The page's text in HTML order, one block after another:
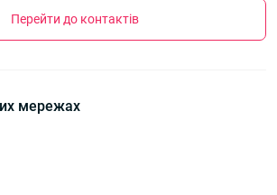
Перейти до контактів
мережах